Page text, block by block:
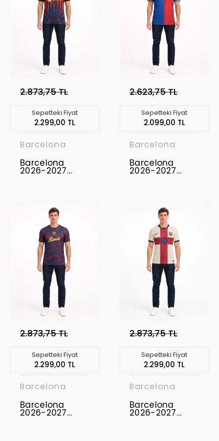
2.873,75 TL
Sepetteki Fiyat
2.299,00 TL
Barcelona
Barcelona
2026-2027
2.623,75 TL
Sepetteki Fiyat
2.099,00 TL
Barcelona
Barcelona
2026-2027
2.873,75 TL
Sepetteki Fiyat
2.299,00 TL
Barcelona
Barcelona
2026-2027
2.873,75 TL
Sepetteki Fiyat
2.299,00 TL
Barcelona
Barcelona
2026-2027